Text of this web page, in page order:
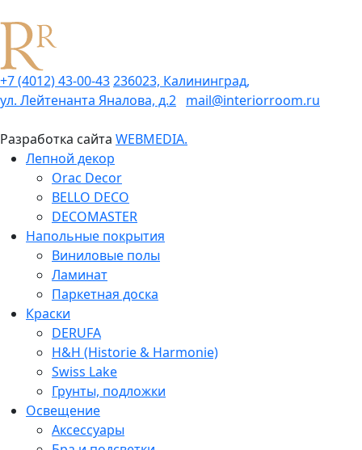
+7 (4012) 43-00-43236023, Калининград,
ул. Лейтенанта Яналова, д.2 mail@interiorroom.ru
Разработка сайта WEBMEDIA.
Лепной декор
Orac Decor
BELLO DECO
DECOMASTER
Напольные покрытия
Виниловые полы
Ламинат
Паркетная доска
Краски
DERUFA
H&H (Historie & Harmonie)
Swiss Lake
Грунты, подложки
Освещение
Аксессуары